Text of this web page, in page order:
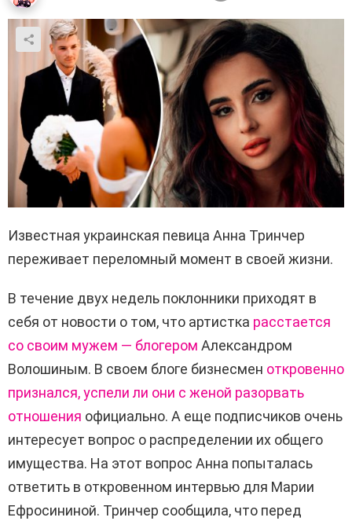
Известная украинская певица Анна Тринчер
переживает переломный момент в своей жизни.
В течение двух недель поклонники приходят в
себя от новости о том, что артистка расстается
со своим мужем — блогером Александром
Волошиным. В своем блоге бизнесмен откровенно
признался, успели ли они с женой разорвать
отношения официально. А еще подписчиков очень
интересует вопрос о распределении их общего
имущества. На этот вопрос Анна попыталась
ответить в откровенном интервью для Марии
Ефросининой. Тринчер сообщила, что перед